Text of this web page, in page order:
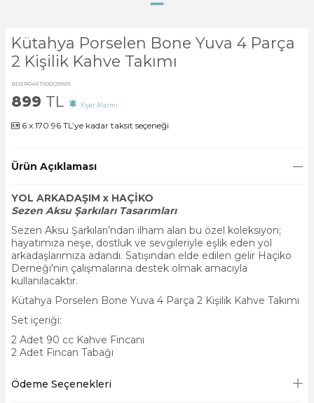
Kütahya Porselen Bone Yuva 4 Parça
2 Kişilik Kahve Takımı
BDSR04KT6001299916
899 TL Fiyat Alarmı
6 x 170.96 TL’ye kadar taksit seçeneği
Ürün Açıklaması
YOL ARKADAŞIM x HAÇİKO
Sezen Aksu Şarkıları Tasarımları
Sezen Aksu Şarkıları’ndan ilham alan bu özel koleksiyon;
hayatımıza neşe, dostluk ve sevgileriyle eşlik eden yol
arkadaşlarımıza adandı. Satışından elde edilen gelir Haçiko
Derneği'nin çalışmalarına destek olmak amacıyla
kullanılacaktır.
Kütahya Porselen Bone Yuva 4 Parça 2 Kişilik Kahve Takımı
Set içeriği:
2 Adet 90 cc Kahve Fincanı
2 Adet Fincan Tabağı
Ödeme Seçenekleri